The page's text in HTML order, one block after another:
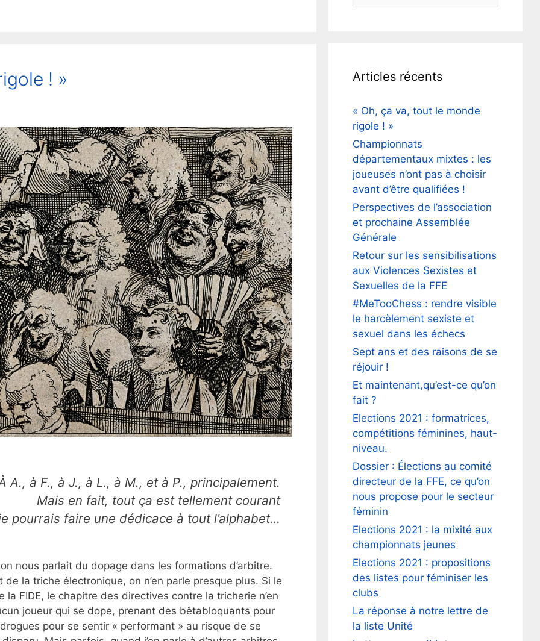
! »
A., à F., à J., à L., à M., et à P., principalement.
Mais en fait, tout ça est tellement courant
pourrais faire une dédicace à tout l’alphabet…
nous parlait du dopage dans les formations d’arbitre.
la triche électronique, on n’en parle presque plus. Si le
FIDE, le chapitre des directives contre la tricherie n’en
joueur qui se dope, prenant des bêtabloquants pour
pour se sentir « performant » au risque de se
Articles récents
« Oh, ça va, tout le monde
rigole ! »
Championnats
départementaux mixtes : les
joueuses n’ont pas à choisir
avant d’être qualifiées !
Perspectives de l’association
et prochaine Assemblée
Générale
Retour sur les sensibilisations
aux Violences Sexistes et
Sexuelles de la FFE
#MeTooChess : rendre visible
le harcèlement sexiste et
sexuel dans les échecs
Sept ans et des raisons de se
réjouir !
Et maintenant,qu’est-ce qu’on
fait ?
Elections 2021 : formatrices,
compétitions féminines, haut-
niveau.
Dossier : Élections au comité
directeur de la FFE, ce qu’on
nous propose pour le secteur
féminin
Elections 2021 : la mixité aux
championnats jeunes
Elections 2021 : propositions
des listes pour féminiser les
clubs
La réponse à notre lettre de
la liste Unité